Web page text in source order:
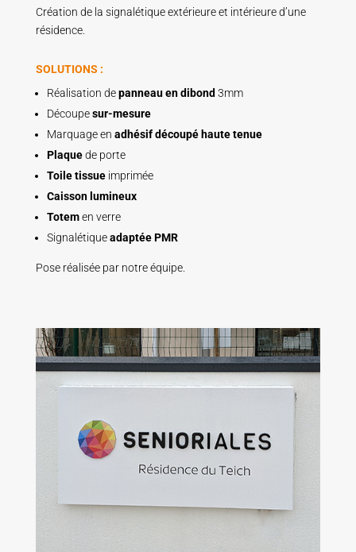
Création de la signalétique extérieure et intérieure d’une
résidence.
SOLUTIONS :
Réalisation depanneau en dibond 3mm
Découpesur-mesure
Marquage en adhésif découpé haute tenue
Plaquede porte
Toile tissue imprimée
Caisson lumineux
Totemen verre
Signalétiqueadaptée PMR
Pose réalisée par notre équipe.